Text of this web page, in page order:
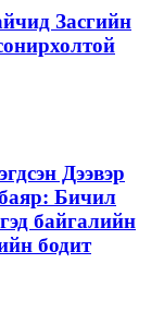
Засгийн
Дээвэр
Бичил
байгалийн
бодит